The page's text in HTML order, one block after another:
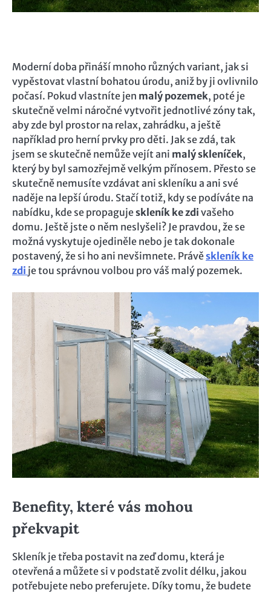
Moderní doba přináší mnoho různých variant, jak si
vypěstovat vlastní bohatou úrodu, aniž by ji ovlivnilo
počasí. Pokud vlastníte jen malý pozemek, poté je
skutečně velmi náročné vytvořit jednotlivé zóny tak,
aby zde byl prostor na relax, zahrádku, a ještě
například pro herní prvky pro děti. Jak se zdá, tak
jsem se skutečně nemůže vejít ani malý skleníček,
který by byl samozřejmě velkým přínosem. Přesto se
skutečně nemusíte vzdávat ani skleníku a ani své
naděje na lepší úrodu. Stačí totiž, kdy se podíváte na
nabídku, kde se propagujeskleník ke zdi vašeho
domu. Ještě jste o něm neslyšeli? Je pravdou, že se
možná vyskytuje ojediněle nebo je tak dokonale
postavený, že si ho ani nevšimnete. Právěskleník ke
zdi je tou správnou volbou pro váš malý pozemek.
Benefity, které vás mohou
překvapit
Skleník je třeba postavit na zeď domu, která je
otevřená a můžete si v podstatě zvolit délku, jakou
potřebujete nebo preferujete. Díky tomu, že budete